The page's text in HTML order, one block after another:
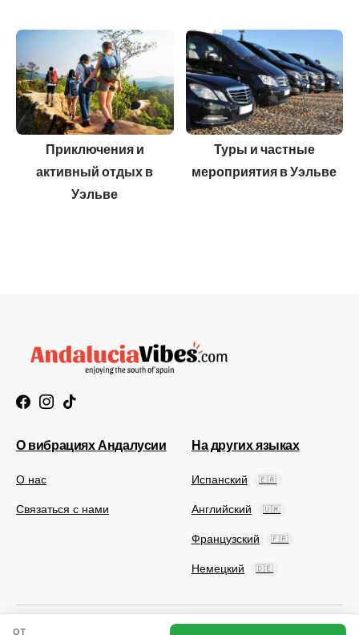
ОТ
Приключения и
активный отдых в
Уэльве
Туры и частные
мероприятия в Уэльве
О вибрациях Андалусии
О нас
Связаться с нами
На других языках
Испанский 🇪🇦
Английский 🇺🇲
Французский 🇫🇷
Немецкий 🇩🇪